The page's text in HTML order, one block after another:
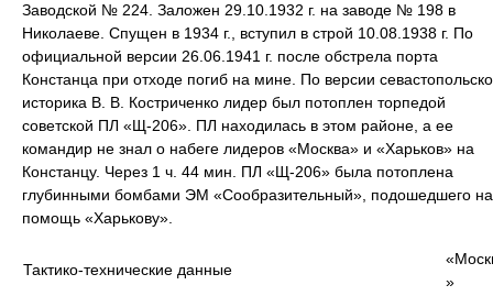
Заводской № 224. Заложен 29.10.1932 г. на заводе № 198 в
Николаеве. Спущен в 1934 г., вступил в строй 10.08.1938 г. По
официальной версии 26.06.1941 г. после обстрела порта
Констанца при отходе погиб на мине. По версии
историка В. В. Костриченко лидер был потоплен торпедой
советской ПЛ «Щ-206». ПЛ находилась в этом районе, а ее
командир не знал о набеге лидеров «Москва» и «Харьков» на
Констанцу. Через 1 ч. 44 мин. ПЛ «Щ-206» была потоплена
глубинными бомбами ЭМ «Сообразительный», подошедшего на
помощь «Харькову».
Тактико-технические данные
»